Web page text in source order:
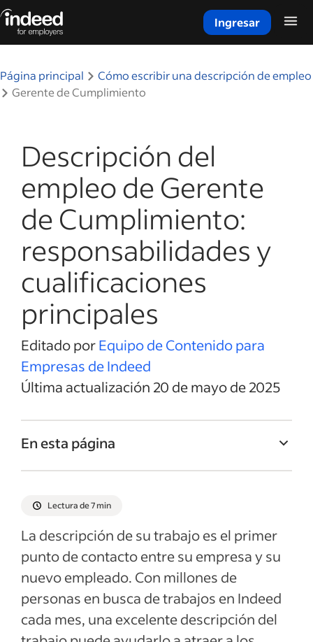
Ingresar
Página principal
Cómo escribir una descripción de empleo
Gerente de Cumplimiento
Descripción del
empleo de Gerente
de Cumplimiento:
responsabilidades y
cualificaciones
principales
Editado porEquipo de Contenido para
Empresas de Indeed
Última actualización 20 de mayo de 2025
En esta página
Cumplimiento
Cumplimiento
Responsabilidades y Deberes de Gerente
de Cumplimiento
Calificaciones y habilidades de Gerente de
Cumplimiento
Lectura de 7 min
La descripción de su trabajo es el primer
punto de contacto entre su empresa y su
nuevo empleado. Con millones de
personas en busca de trabajos en Indeed
cada mes, una excelente descripción del